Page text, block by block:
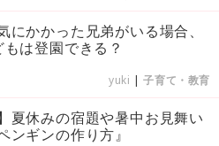
にかかった兄弟がいる場合、
は登園できる？
yuki |子育て・教育
夏休みの宿題や暑中お見舞い
ンギンの作り方』